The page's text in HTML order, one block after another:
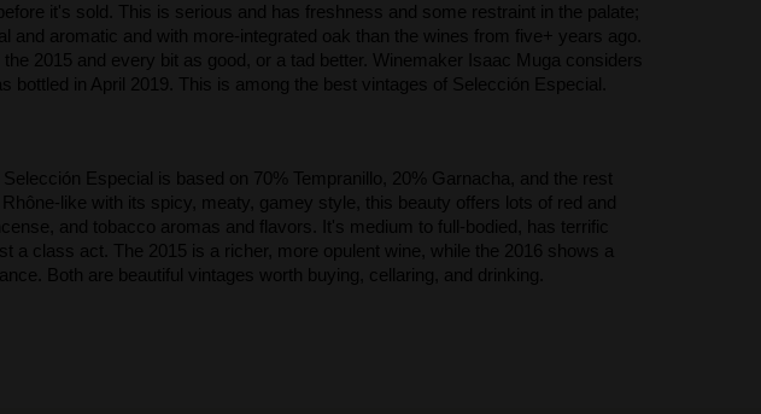
it's sold. This is serious and has freshness and some restraint in the palate;
and aromatic and with more-integrated oak than the wines from five+ years ago.
the 2015 and every bit as good, or a tad better. Winemaker Isaac Muga considers
bottled in April 2019. This is among the best vintages of Selección Especial.
Especial is based on 70% Tempranillo, 20% Garnacha, and the rest
like with its spicy, meaty, gamey style, this beauty offers lots of red and
and tobacco aromas and flavors. It's medium to full-bodied, has terrific
a class act. The 2015 is a richer, more opulent wine, while the 2016 shows a
Both are beautiful vintages worth buying, cellaring, and drinking.